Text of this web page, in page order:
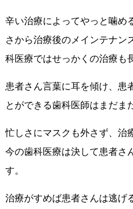
辛い治療によってやっと噛め
さから治療後のメインテナン
科医療ではせっかくの治療も
患者さん言葉に耳を傾け、患
とができる歯科医師はまだま
忙しさにマスクも外さず、治
今の歯科医療は決して患者さ
す。
治療がすめば患者さんは逃げ